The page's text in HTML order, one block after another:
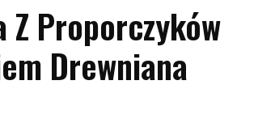
Z Proporczyków
Drewniana